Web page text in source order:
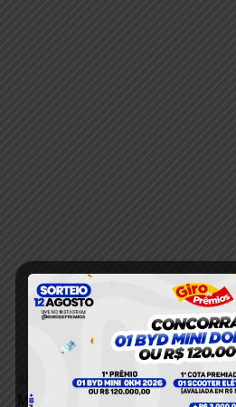
Motorista sofre descarga